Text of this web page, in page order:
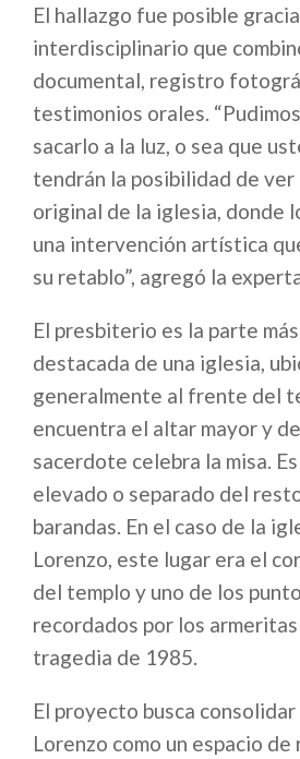
El hallazgo fue posible
interdisciplinario que
documental, registro
testimonios orales.
sacarlo a la luz, o sea que
tendrán la posibilidad de
original de la iglesia, donde
una intervención artística
su retablo”, agregó la
El presbiterio es la parte
destacada de una iglesia,
generalmente al frente del
encuentra el altar mayor y
sacerdote celebra la misa.
elevado o separado del
barandas. En el caso de la
Lorenzo, este lugar era el
del templo y uno de los
recordados por los
tragedia de 1985.
El proyecto busca consolidar
Lorenzo como un espacio